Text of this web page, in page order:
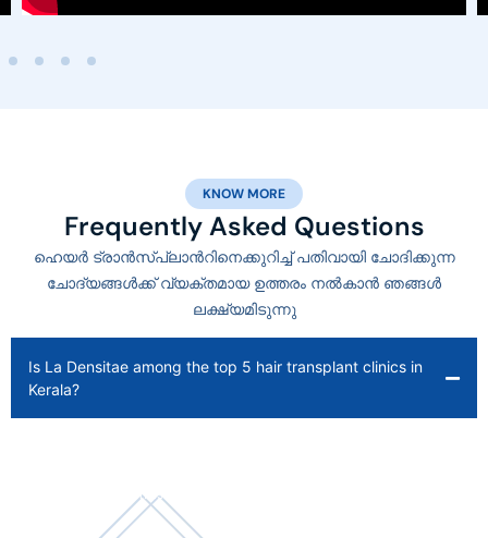
KNOW MORE
Frequently Asked Questions
ഹെയർ ട്രാൻസ്പ്ലാൻറിനെക്കുറിച്ച് പതിവായി ചോദിക്കുന്ന
ചോദ്യങ്ങൾക്ക് വ്യക്തമായ ഉത്തരം നൽകാൻ ഞങ്ങൾ
ലക്ഷ്യമിടുന്നു
Is La Densitae among the top 5 hair transplant clinics in
Kerala?
techniques, and consistent track record of delivering natural results.